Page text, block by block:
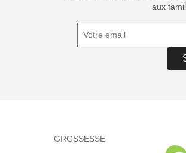
aux
GROSSESSE